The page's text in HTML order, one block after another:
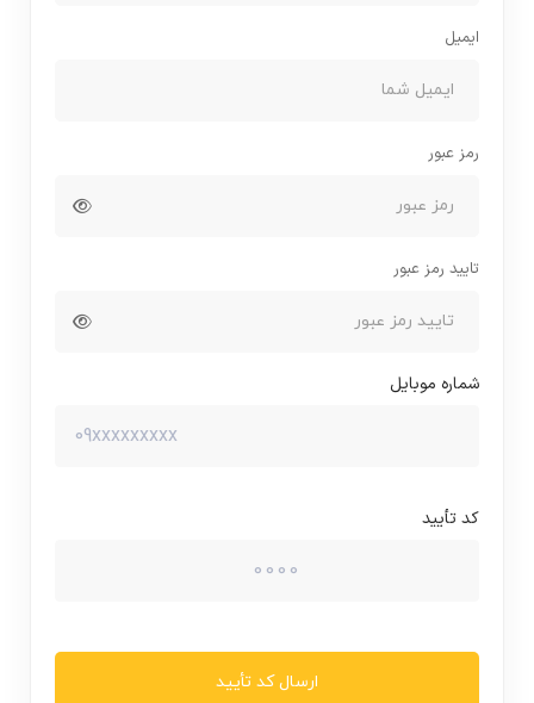
ایمیل
رمز عبور
تایید رمز عبور
شماره موبایل
کد تأیید
ارسال کد تأیید